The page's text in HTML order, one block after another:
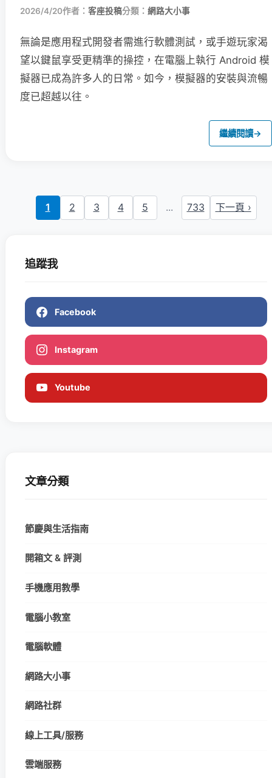
2026/4/20作者： 客座投稿分類： 網路大小事
無論是應用程式開發者需進行軟體測試，或手遊玩家渴
望以鍵鼠享受更精準的操控，在電腦上執行 Android 模
擬器已成為許多人的日常。如今，模擬器的安裝與流暢
度已超越以往。
繼續閱讀→
1 2 3 4 5 ... 733 下一頁 ›
追蹤我
Facebook
Instagram
Youtube
文章分類
節慶與生活指南
開箱文 & 評測
手機應用教學
電腦小教室
電腦軟體
網路大小事
網路社群
線上工具/服務
雲端服務